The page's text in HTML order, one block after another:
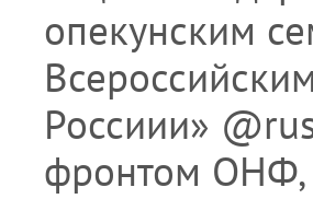
опекунским
Россиии»
фронтом ОНФ,